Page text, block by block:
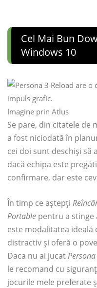
Cel Mai Bun
Windows 10
Imagine prin Atlus
Se pare, din citatele de
a fost niciodată în
cei doi sunt deschiși să
dacă echipa este
confirmare, dar este
În timp ce aștepți
Portable pentru a stinge
este modalitatea ideală
distractiv și oferă o
Daca nu ai jucat
le recomand cu
jocurile mele preferate